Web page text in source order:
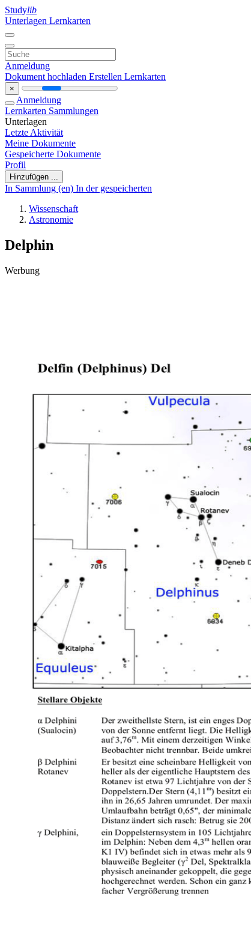
Studylib
Unterlagen Lernkarten
Anmeldung
Dokument hochladen Erstellen Lernkarten
×
Anmeldung
Lernkarten Sammlungen
Unterlagen
Letzte Aktivität
Meine Dokumente
Gespeicherte Dokumente
Profil
Hinzufügen ...
In Sammlung (en) In der gespeicherten
Wissenschaft
Astronomie
Delphin
Werbung